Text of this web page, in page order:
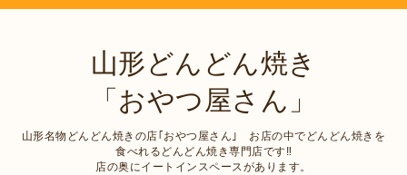
山形どんどん焼き
「おやつ屋さん」
山形名物どんどん焼きの店｢おやつ屋さん｣ お店の中でどんどん焼きを
食べれるどんどん焼き専門店です‼︎
店の奥にイートインスペースがあります。